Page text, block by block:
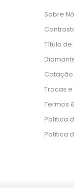
Sobre
Título
Cotação
Trocas
Termos
Política
Política